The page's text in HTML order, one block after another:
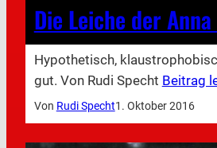
Die Leiche der
Hypothetisch,
gut. Von Rudi Specht Beitrag
Von Rudi Specht1. Oktober 2016